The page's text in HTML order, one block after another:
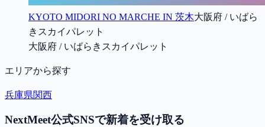
KYOTO MIDORI NO MARCHE IN 茨木大阪府 / いばら
きスカイパレット
大阪府 / いばらきスカイパレット
エリアから探す
兵庫県関西
NextMeet公式SNSで新着を受け取る